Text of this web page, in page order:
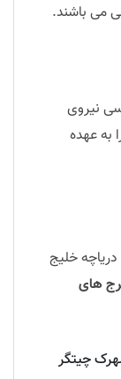
می باشند.
نیروی
به عهده
دریاچه خلیج
های